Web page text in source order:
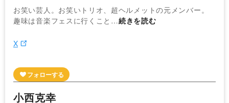
お笑い芸人。お笑いトリオ、超ヘルメットの元メンバー。
趣味は音楽フェスに行くこと…続きを読む
X
小西克幸